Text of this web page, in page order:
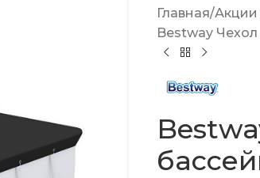
Главная Акции
Bestway Чехол